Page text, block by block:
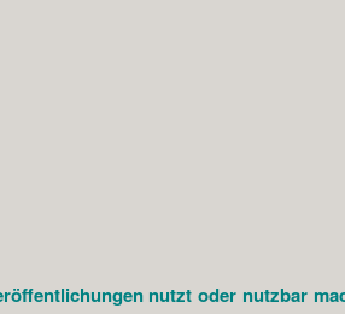
nutzt oder nutzbar